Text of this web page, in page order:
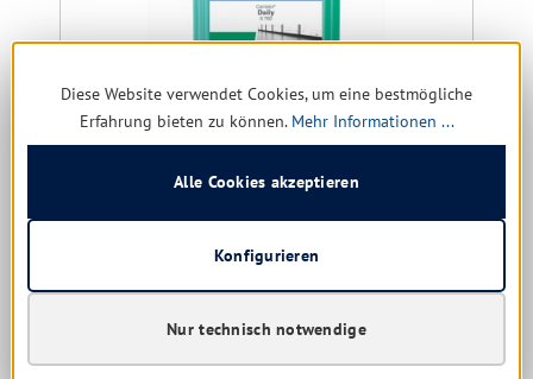
Buzil S 780 Corridor daily 10 ltr.
Wischpflege auf Basis wasserlöslicher Polymere
Größe:10 ltr.
Diese Website verwendet Cookies, um eine bestmögliche
Erfahrung bieten zu können. Mehr Informationen ...
Nur technisch notwendige
Konfigurieren
Alle Cookies akzeptieren